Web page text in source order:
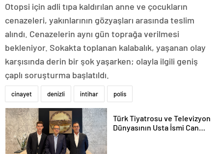
Otopsi için adli tıpa kaldırılan anne ve çocukların
cenazeleri, yakınlarının gözyaşları arasında teslim
alındı. Cenazelerin aynı gün toprağa verilmesi
bekleniyor. Sokakta toplanan kalabalık, yaşanan olay
karşısında derin bir şok yaşarken; olayla ilgili geniş
çaplı soruşturma başlatıldı.
cinayet denizli intihar polis
Türk Tiyatrosu ve Televizyon
Dünyasının Usta İsmi Can